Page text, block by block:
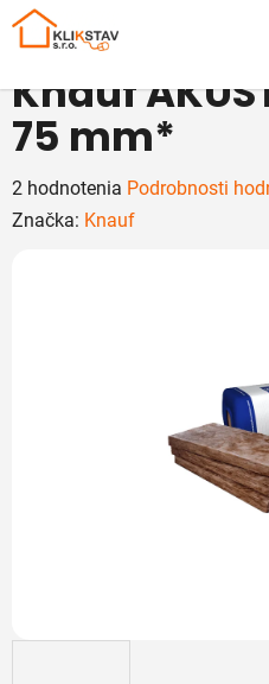
Prejsť
Knauf
75 mm*
Priemerné
hodnotenie
2 hodnotenia Podrobnosti
Značka: Knauf